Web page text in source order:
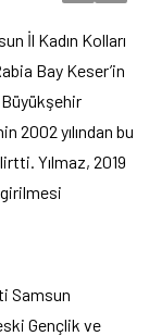
İl Kadın Kolları
Bay Keser’in
2002 yılından bu
Yılmaz, 2019
Samsun
Gençlik ve